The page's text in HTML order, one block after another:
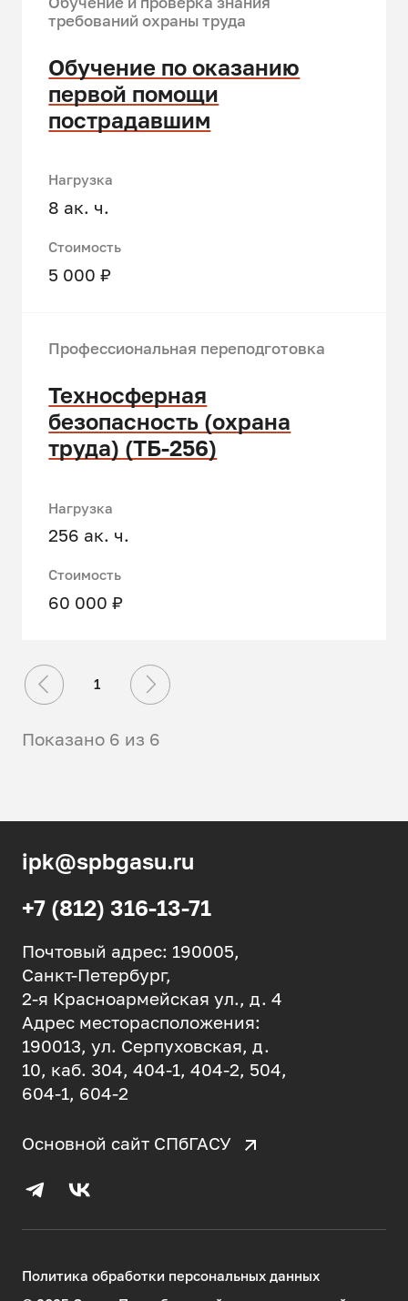
требований охраны труда
Обучение по оказанию
первой помощи
пострадавшим
Нагрузка
8 ак. ч.
Стоимость
5 000 ₽
Профессиональная переподготовка
Техносферная
безопасность (охрана
труда) (ТБ-256)
Нагрузка
256 ак. ч.
Стоимость
60 000 ₽
1
Показано 6 из 6
ipk@spbgasu.ru
+7 (812) 316-13-71
Почтовый адрес: 190005,
Санкт-Петербург,
2-я Красноармейская ул., д. 4
Адрес месторасположения:
190013, ул. Серпуховская, д.
10, каб. 304, 404-1, 404-2, 504,
604-1, 604-2
Основной сайт СПбГАСУ
Политика обработки персональных данных